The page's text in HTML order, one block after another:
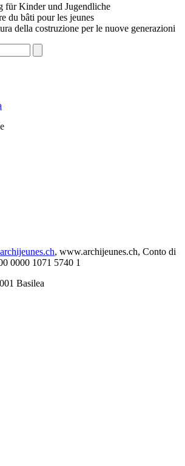
für Kinder und Jugendliche
du bâti pour les jeunes
della costruzione per le nuove generazioni
, www.archijeunes.ch, Conto di
0000 1071 5740 1
Basilea